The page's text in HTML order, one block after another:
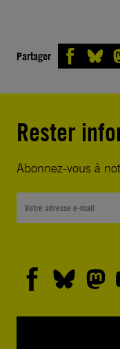
Partager
Rester
Abonnez-vous à